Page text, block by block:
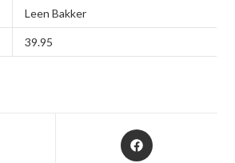
Leen Bakker
39.95
Opent
in